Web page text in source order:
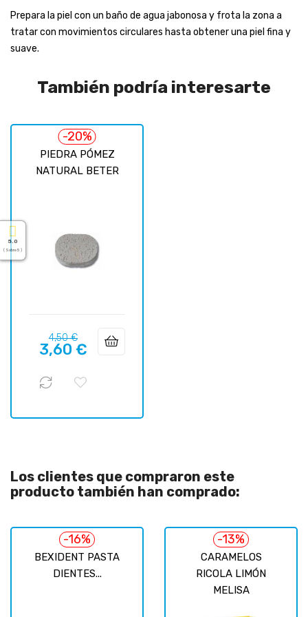
Prepara la piel con un baño de agua jabonosa y frota la zona a
tratar con movimientos circulares hasta obtener una piel fina y
suave.
También podría interesarte
PIEDRA PÓMEZ
NATURAL BETER
-20%
Precio
regular
4,50 €Precio
3,60 €
Los clientes que compraron este
producto también han comprado:
BEXIDENT PASTA
DIENTES...
-16%
CARAMELOS
RICOLA LIMÓN
MELISA
-13%
5.0
( Sobre 5 )